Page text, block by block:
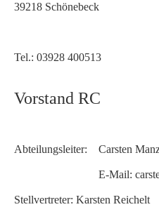
39218 Schönebeck
Tel.: 03928 400513
Vorstand RC
Abteilungsleiter: Carsten
E-Mail: carsten-
Stellvertreter: Karsten Reichelt